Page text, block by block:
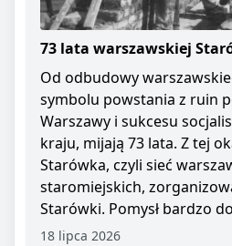
73 lata warszawskiej
Od odbudowy
symbolu powstania z ruin
Warszawy i sukcesu
kraju, mijają 73 lata. Z tej
Starówka, czyli sieć
staromiejskich,
Starówki. Pomysł bardzo
18 lipca 2026